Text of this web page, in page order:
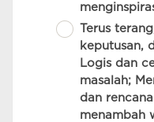
Terus
keputusan,
Logis dan
masalah;
dan
menambah